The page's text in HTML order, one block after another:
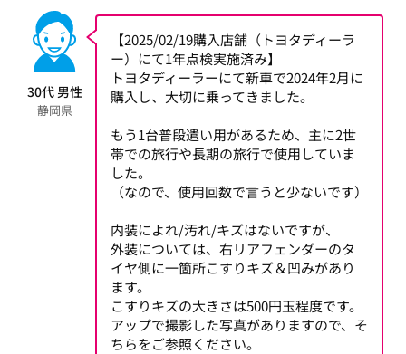
30代 男性
静岡県
【2025/02/19購入店舗（トヨタディーラ
ー）にて1年点検実施済み】
トヨタディーラーにて新車で2024年2月に
購入し、大切に乗ってきました。
もう1台普段遣い用があるため、主に2世
帯での旅行や長期の旅行で使用していま
した。
（なので、使用回数で言うと少ないです）
内装によれ/汚れ/キズはないですが、
外装については、右リアフェンダーのタ
イヤ側に一箇所こすりキズ＆凹みがあり
ます。
こすりキズの大きさは500円玉程度です。
アップで撮影した写真がありますので、そ
ちらをご参照ください。